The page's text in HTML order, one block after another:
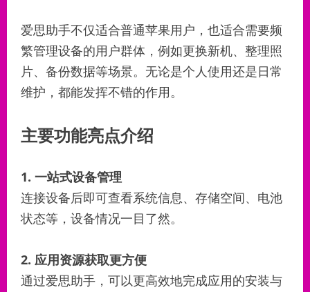
爱思助手不仅适合普通苹果用户，也适合需要频
繁管理设备的用户群体，例如更换新机、整理照
片、备份数据等场景。无论是个人使用还是日常
维护，都能发挥不错的作用。
主要功能亮点介绍
1. 一站式设备管理
连接设备后即可查看系统信息、存储空间、电池
状态等，设备情况一目了然。
2. 应用资源获取更方便
通过爱思助手，可以更高效地完成应用的安装与